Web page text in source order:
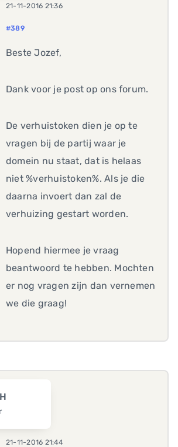
21-11-2016 21:36
#389
Beste Jozef,
Dank voor je post op ons forum.
De verhuistoken dien je op te
vragen bij de partij waar je
domein nu staat, dat is helaas
niet %verhuistoken%. Als je die
daarna invoert dan zal de
verhuizing gestart worden.
Hopend hiermee je vraag
beantwoord te hebben. Mochten
er nog vragen zijn dan vernemen
we die graag!
21-11-2016 21:44